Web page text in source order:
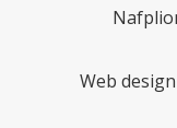
Web